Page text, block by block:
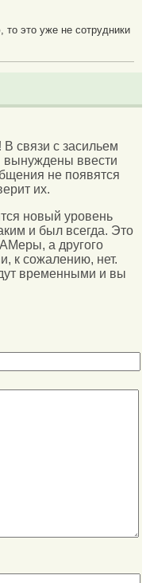
то это уже не сотрудники
В связи с засильем
ввести
не появятся
их.
новый уровень
и был всегда. Это
а другого
к сожалению, нет.
временными и вы